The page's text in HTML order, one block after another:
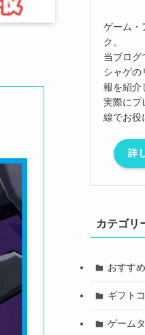
ゲーム・
ク。
当ブログ
シャゲの
報を紹介
実際にプ
線でお役
詳
カテゴリ
おすす
ギフト
ゲーム